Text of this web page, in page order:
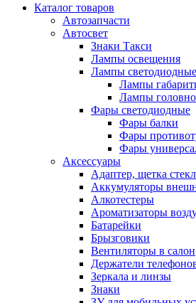
Каталог товаров
Автозапчасти
Автосвет
Знаки Такси
Лампы освещения
Лампы светодиодные
Лампы
Лампы
Фары светодиодные
Фары балки
Фары
Фары
Аксессуары
Адаптер, щетка
Аккумуляторы
Алкотестеры
Ароматизаторы
Батарейки
Брызговики
Вентиляторы в салон
Держатели
Зеркала и линзы
Знаки